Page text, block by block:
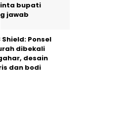
bupati
jawab
Shield: Ponsel
dibekali
desain
dan bodi